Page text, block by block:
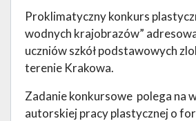
Proklimatyczny konkurs
wodnych krajobrazów”
uczniów szkół podstawowych
terenie Krakowa.
Zadanie konkursowe polega na
autorskiej pracy plastycznej o